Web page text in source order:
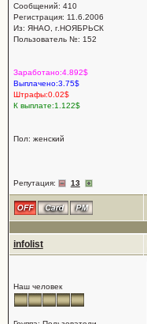
Сообщений: 410
Регистрация: 11.6.2006
Из: ЯНАО, г.НОЯБРЬСК
Пользователь №: 152
Заработано:4.892$
Выплачено:3.75$
Штрафы:0.02$
К выплате:1.122$
Пол: женский
Репутация: 13
infolist
Наш человек